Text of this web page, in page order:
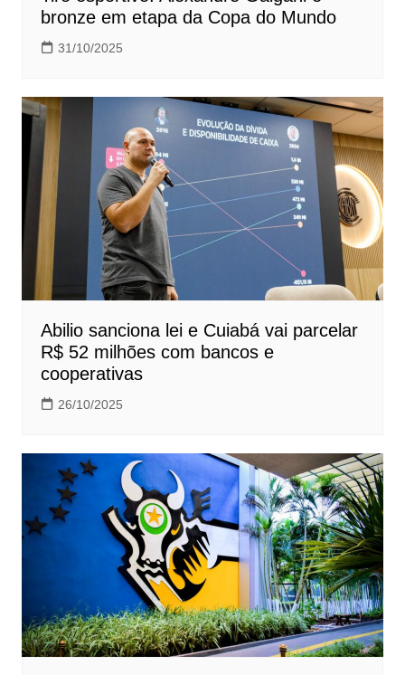
bronze em etapa da Copa do Mundo
31/10/2025
Abilio sanciona lei e Cuiabá vai parcelar
R$ 52 milhões com bancos e
cooperativas
26/10/2025